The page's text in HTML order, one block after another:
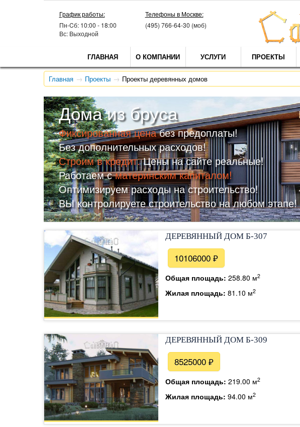
График работы:
Пн-Cб: 10:00 - 18:00
Вс: Выходной
Телефоны в Москве:
(495) 766-64-30 (моб)
ГЛАВНАЯ О КОМПАНИИ УСЛУГИ ПРОЕКТЫ
Главная Проекты Проекты деревянных домов
Дома из бруса
Фиксированная ценабез предоплаты!
Без дополнительных расходов!
Строим в кредит.Цены на сайте реальные!
Работаем сматеринским капиталом!
Оптимизируем расходы на строительство!
ВЫ контролируете строительство на любом этапе!
ДЕРЕВЯННЫЙ ДОМ Б-307
10106000 ₽
Общая площадь:258.80 м2
Жилая площадь:81.10 м2
ДЕРЕВЯННЫЙ ДОМ Б-309
8525000 ₽
Общая площадь:219.00 м2
Жилая площадь:94.00 м2